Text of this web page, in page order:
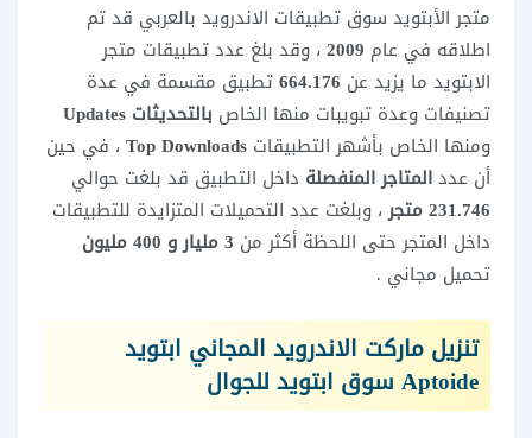
متجر الأبتويد سوق تطبيقات الاندرويد بالعربي قد تم
اطلاقه في عام 2009، وقد بلغ عدد تطبيقات متجر
الابتويد ما يزيد عن 664.176تطبيق مقسمة في عدة
تصنيفات وعدة تبويبات منها الخاص بالتحديثات Updates
ومنها الخاص بأشهر التطبيقات Top Downloads، في حين
أن عددالمتاجر المنفصلة داخل التطبيق قد بلغت حوالي
231.746 متجر
، وبلغت عدد التحميلات المتزايدة للتطبيقات
داخل المتجر حتى اللحظة أكثر من
تحميل مجاني .
تنزيل ماركت الاندرويد المجاني ابتويد
Aptoide سوق ابتويد للجوال